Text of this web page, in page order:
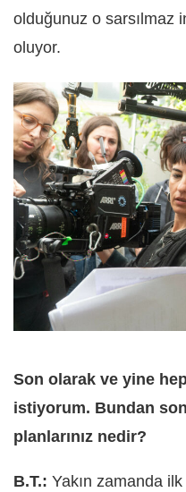
olduğunuz o sarsılmaz
oluyor.
Son olarak ve yine
istiyorum. Bundan
planlarınız nedir?
B.T.: Yakın zamanda ilk